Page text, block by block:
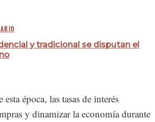
y tradicional se disputan el
época, las tasas de interés
y dinamizar la economía durante